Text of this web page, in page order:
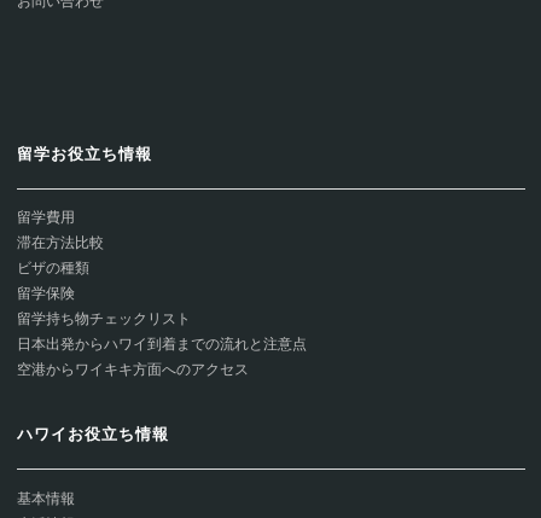
留学お役立ち情報
留学費用
滞在方法比較
ビザの種類
留学保険
留学持ち物チェックリスト
日本出発からハワイ到着までの流れと注意点
空港からワイキキ方面へのアクセス
ハワイお役立ち情報
基本情報